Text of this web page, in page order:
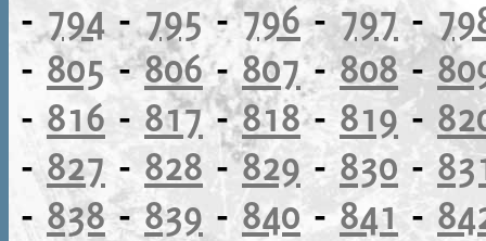
- 794 -795-796-797-
- 805-806-807-808-
- 816 - 817-818- 819-
-827 -828 -829- 830 -
- 838-839 - 840-841 -